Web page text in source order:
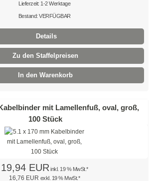
PE
Lieferzeit: 1-2 Werktage
Bestand: VERFÜGBAR
Details
Zu den Staffelpreisen
In den Warenkorb
mit Lamellenfuß, oval, groß,
100 Stück
19,94 EUR inkl. 19 % MwSt.*
16,76 EUR exkl. 19 % MwSt.*